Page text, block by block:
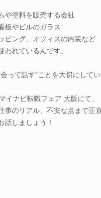
や塗料を販売する会社
板やビルのガラス
ピング、オフィスの内装など
われているんです。
って話す”ことを大切にしてい
イナビ転職フェア 大阪にて、
事のリアル、不安な点まで正
話しましょう！